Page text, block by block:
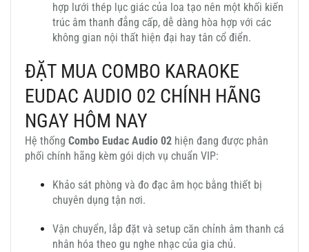
hợp lưới thép lục giác của loa tạo nên một khối kiến
trúc âm thanh đẳng cấp, dễ dàng hòa hợp với các
không gian nội thất hiện đại hay tân cổ điển.
ĐẶT MUA COMBO KARAOKE
EUDAC AUDIO 02 CHÍNH HÃNG
NGAY HÔM NAY
Hệ thống Combo Eudac Audio 02 hiện đang được phân
phối chính hãng kèm gói dịch vụ chuẩn VIP:
Khảo sát phòng và đo đạc âm học bằng thiết bị
chuyên dụng tận nơi.
Vận chuyển, lắp đặt và setup căn chỉnh âm thanh cá
nhân hóa theo gu nghe nhạc của gia chủ.